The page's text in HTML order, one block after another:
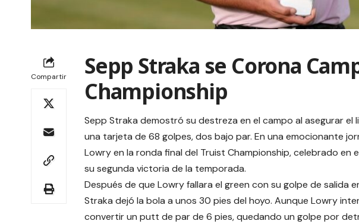
Compartir
Sepp Straka se Corona
Championship
Sepp Straka demostró su destreza en el campo al asegurar el
una tarjeta de 68 golpes, dos bajo par. En una emocionante
Lowry en la ronda final del Truist Championship, celebrado en
su segunda victoria de la temporada.
Después de que Lowry fallara el green con su golpe de salida
Straka dejó la bola a unos 30 pies del hoyo. Aunque Lowry
convertir un putt de par de 6 pies, quedando un golpe por